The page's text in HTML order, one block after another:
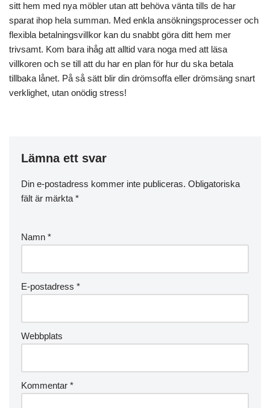
sitt hem med nya möbler utan att behöva vänta tills de har
sparat ihop hela summan. Med enkla ansökningsprocesser och
flexibla betalningsvillkor kan du snabbt göra ditt hem mer
trivsamt. Kom bara ihåg att alltid vara noga med att läsa
villkoren och se till att du har en plan för hur du ska betala
tillbaka lånet. På så sätt blir din drömsoffa eller drömsäng snart
verklighet, utan onödig stress!
Lämna ett svar
Din e-postadress kommer inte publiceras. Obligatoriska
fält är märkta *
Namn *
E-postadress *
Webbplats
Kommentar *